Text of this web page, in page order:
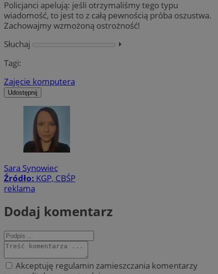
Policjanci apelują: jeśli otrzymaliśmy tego typu
wiadomość, to jest to z całą pewnością próba oszustwa.
Zachowajmy wzmożoną ostrożność!
Słuchaj
⏵︎
Tagi:
Zajęcie komputera
Udostępnij
Sara Synowiec
Źródło: KGP, CBŚP
reklama
Dodaj komentarz
Akceptuję regulamin zamieszczania komentarzy